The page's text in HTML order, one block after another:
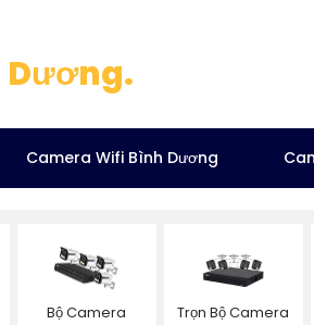
Camera Wifi Bình Dương
Bộ Camera
Trọn Bộ Camera